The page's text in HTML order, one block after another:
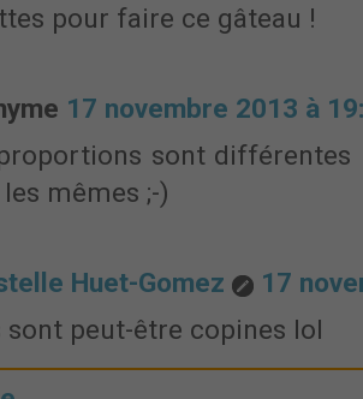
pour faire ce gâteau !
17 novembre 2013 à
sont différentes
mêmes ;-)
Huet-Gomez
17
sont peut-être copines lol